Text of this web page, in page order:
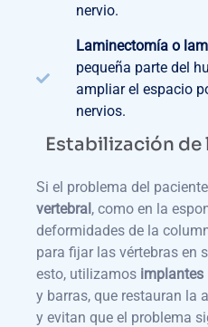
nervio.
Laminectomía o
pequeña parte del
ampliar el espacio
nervios.
Estabilización de
Si el problema del
vertebral, como en la
deformidades de la
para fijar las vértebras en
esto, utilizamos implantes
y barras, que restauran la
y evitan que el problema